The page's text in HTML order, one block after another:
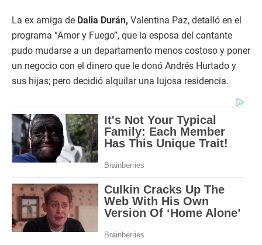
La ex amiga de Dalia Durán, Valentina Paz, detalló en el
programa “Amor y Fuego”, que la esposa del cantante
pudo mudarse a un departamento menos costoso y poner
un negocio con el dinero que le donó Andrés Hurtado y
sus hijas; pero decidió alquilar una lujosa residencia.